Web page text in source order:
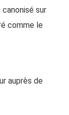
canonisé sur
comme le
auprès de